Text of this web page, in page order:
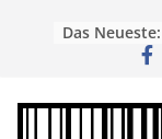
Das Neueste: